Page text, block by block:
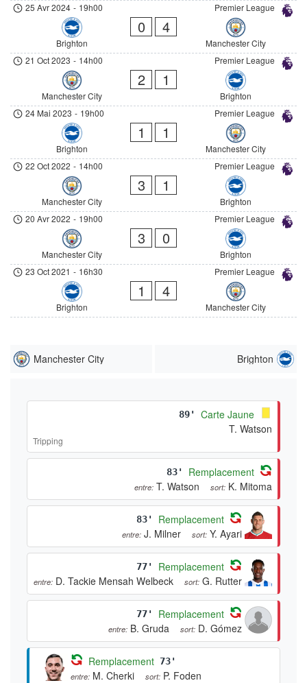
Premier League
25 Avr 2024 - 19h00
Brighton
0 4
Manchester City
Premier League
21 Oct 2023 - 14h00
Manchester City
2 1
Brighton
Premier League
24 Mai 2023 - 19h00
Brighton
1 1
Manchester City
Premier League
22 Oct 2022 - 14h00
Manchester City
3 1
Brighton
Premier League
20 Avr 2022 - 19h00
Manchester City
3 0
Brighton
Premier League
23 Oct 2021 - 16h30
Brighton
1 4
Manchester City
Manchester City Brighton
89'
Carte Jaune
T. Watson
Tripping
83' Remplacement
entre: T. Watson sort: K. Mitoma
83' Remplacement
entre: J. Milner sort: Y. Ayari
77' Remplacement
entre: D. Tackie Mensah Welbeck sort: G. Rutter
77' Remplacement
entre: B. Gruda sort: D. Gómez
Remplacement 73'
entre: M. Cherki sort: P. Foden